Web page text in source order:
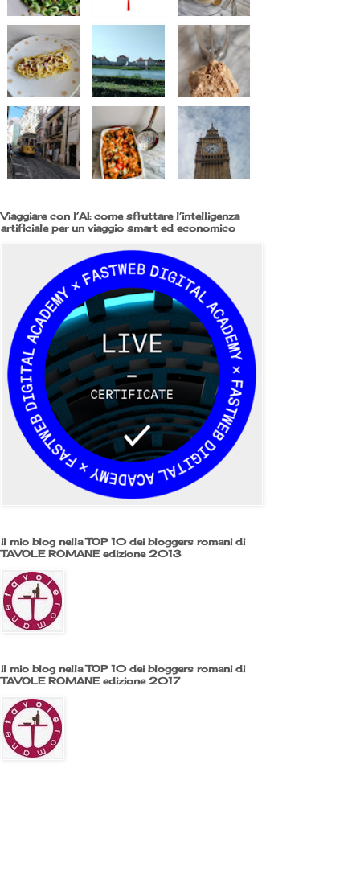
Viaggiare con l’AI: come sfruttare l’intelligenza
artificiale per un viaggio smart ed economico
il mio blog nella TOP 10 dei bloggers romani di
TAVOLE ROMANE edizione 2013
il mio blog nella TOP 10 dei bloggers romani di
TAVOLE ROMANE edizione 2017